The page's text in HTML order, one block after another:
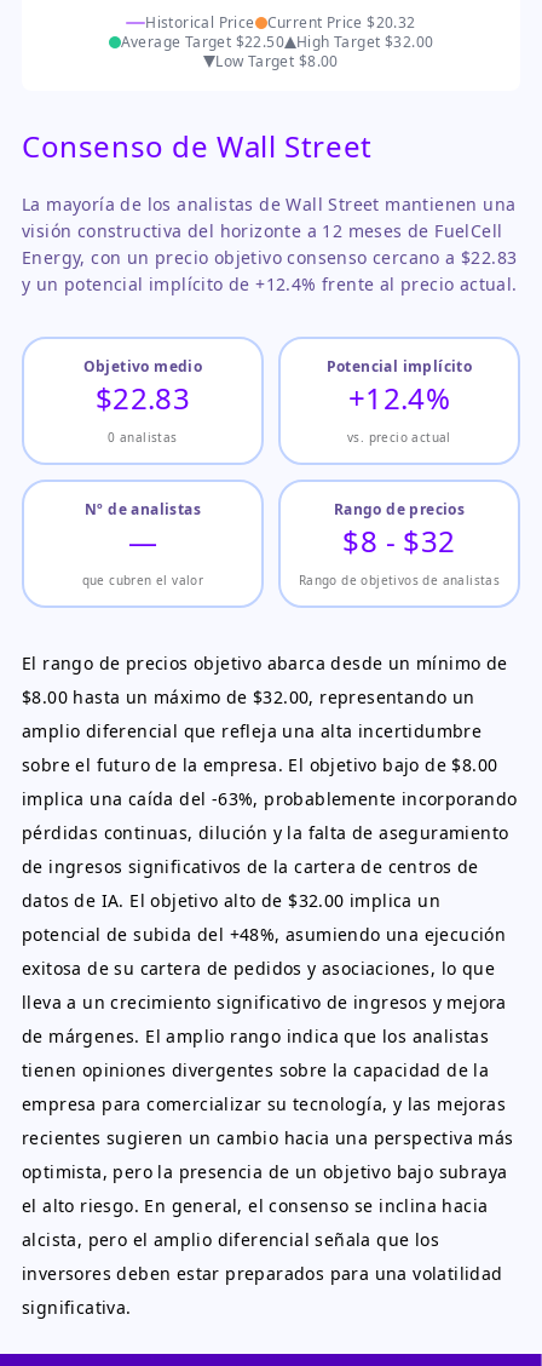
Historical Price Current Price$20.32
Average Target $22.50 High Target $32.00
Low Target $8.00
Consenso de Wall Street
La mayoría de los analistas de Wall Street mantienen una
visión constructiva del horizonte a 12 meses de FuelCell
Energy, con un precio objetivo consenso cercano a $22.83
y un potencial implícito de +12.4% frente al precio actual.
Objetivo medio
$22.83
0 analistas
Potencial implícito
+12.4%
vs. precio actual
Nº de analistas
—
que cubren el valor
Rango de precios
$8 - $32
Rango de objetivos de analistas
El rango de precios objetivo abarca desde un mínimo de
$8.00 hasta un máximo de $32.00, representando un
amplio diferencial que refleja una alta incertidumbre
sobre el futuro de la empresa. El objetivo bajo de $8.00
implica una caída del -63%, probablemente incorporando
pérdidas continuas, dilución y la falta de aseguramiento
de ingresos significativos de la cartera de centros de
datos de IA. El objetivo alto de $32.00 implica un
potencial de subida del +48%, asumiendo una ejecución
exitosa de su cartera de pedidos y asociaciones, lo que
lleva a un crecimiento significativo de ingresos y mejora
de márgenes. El amplio rango indica que los analistas
tienen opiniones divergentes sobre la capacidad de la
empresa para comercializar su tecnología, y las mejoras
recientes sugieren un cambio hacia una perspectiva más
optimista, pero la presencia de un objetivo bajo subraya
el alto riesgo. En general, el consenso se inclina hacia
alcista, pero el amplio diferencial señala que los
inversores deben estar preparados para una volatilidad
significativa.